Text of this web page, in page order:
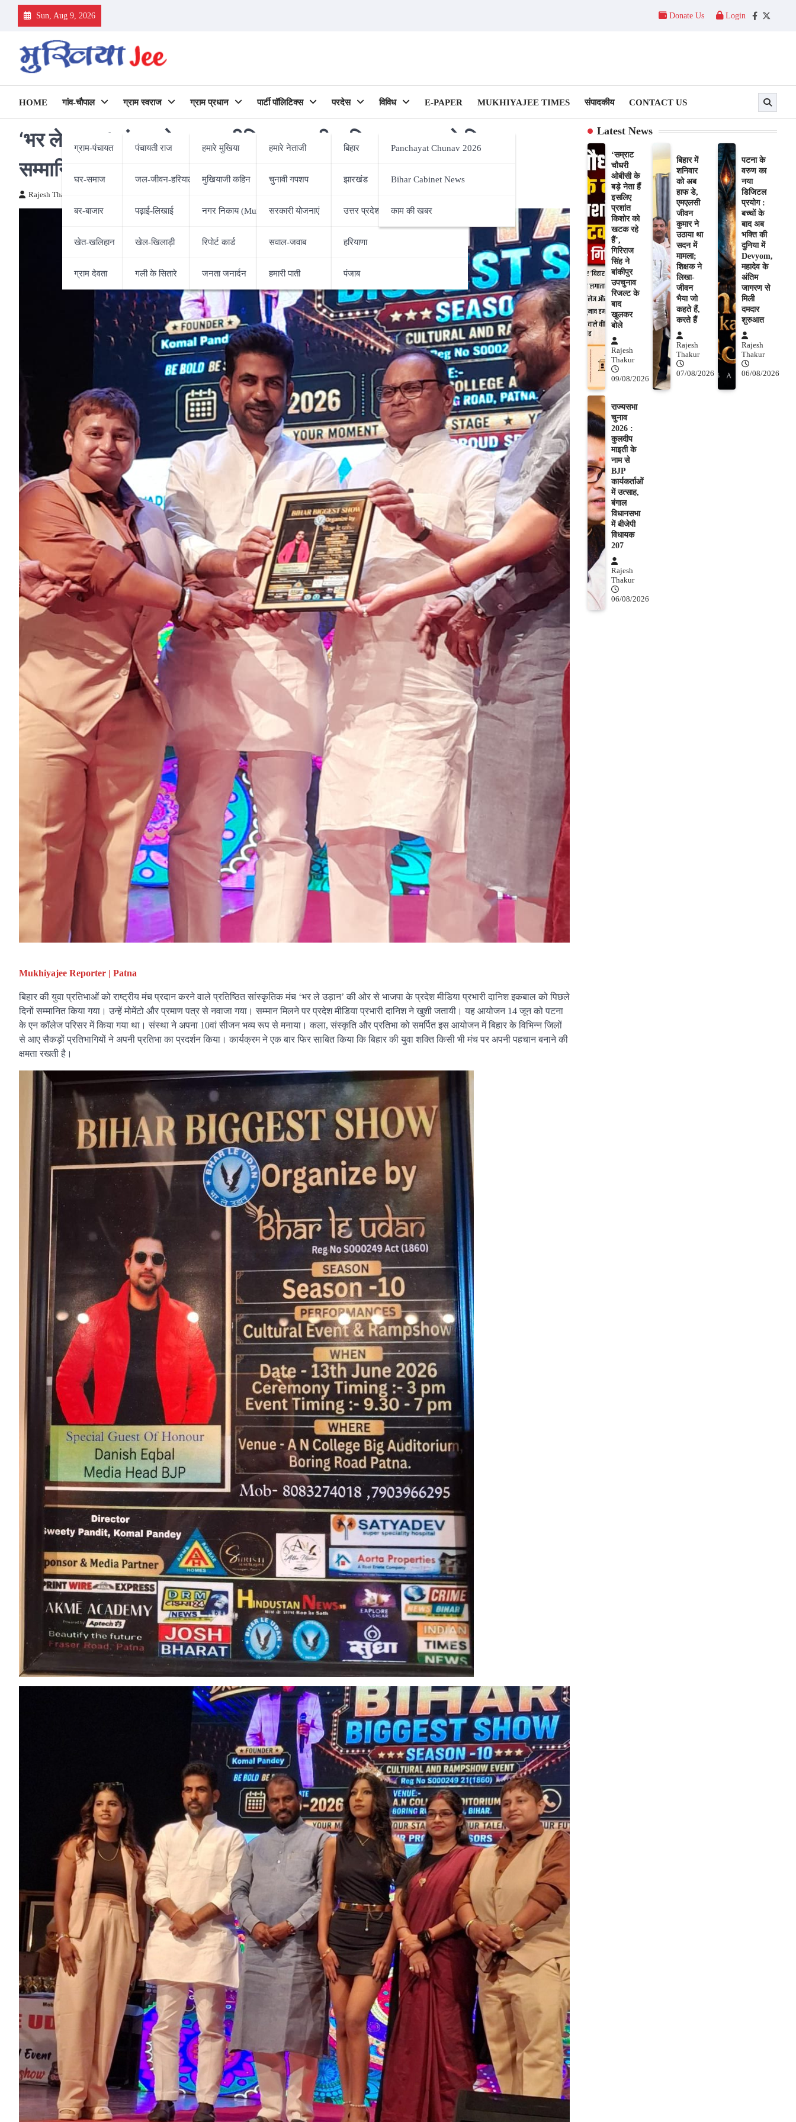
Sun, Aug 9, 2026 Donate Us Login
Facebook
Twitter
HOME गांव-चौपाल
ग्राम-पंचायत
घर-समाज
बर-बाजार
खेत-खलिहान
ग्राम देवता
ग्राम स्वराज
पंचायती राज
जल-जीवन-हरियाली
पढ़ाई-लिखाई
खेल-खिलाड़ी
गली के सितारे
ग्राम प्रधान
हमारे मुखिया
मुखियाजी कहिन
नगर निकाय (Municipality)
रिपोर्ट कार्ड
जनता जनार्दन
पार्टी पॉलिटिक्स
हमारे नेताजी
चुनावी गपशप
सरकारी योजनाएं
सवाल-जवाब
हमारी पाती
परदेस
बिहार
झारखंड
उत्तर प्रदेश
हरियाणा
पंजाब
विविध
Panchayat Chunav 2026
Bihar Cabinet News
काम की खबर
E-PAPER MUKHIYAJEE TIMES संपादकीय CONTACT US
‘भर ले उड़ान’ संस्था ने भाजपा मीडिया प्रभारी दानिश इकबाल को किया
सम्मानित, जश्न से भरा रहा 10वां सीजन
Rajesh Thakur
Mukhiyajee Reporter | Patna
बिहार की युवा प्रतिभाओं को राष्ट्रीय मंच प्रदान करने वाले प्रतिष्ठित सांस्कृतिक मंच ‘भर ले उड़ान’ की ओर से भाजपा के प्रदेश मीडिया प्रभारी दानिश इकबाल को पिछले
दिनों सम्मानित किया गया। उन्हें मोमेंटो और प्रमाण पत्र से नवाजा गया। सम्मान मिलने पर प्रदेश मीडिया प्रभारी दानिश ने खुशी जतायी। यह आयोजन 14 जून को पटना
के एन कॉलेज परिसर में किया गया था। संस्था ने अपना 10वां सीजन भव्य रूप से मनाया। कला, संस्कृति और प्रतिभा को समर्पित इस आयोजन में बिहार के विभिन्न जिलों
से आए सैकड़ों प्रतिभागियों ने अपनी प्रतिभा का प्रदर्शन किया। कार्यक्रम ने एक बार फिर साबित किया कि बिहार की युवा शक्ति किसी भी मंच पर अपनी पहचान बनाने की
क्षमता रखती है।
Latest News
‘सम्राट
चौधरी
ओबीसी के
बड़े नेता हैं
इसलिए
प्रशांत
किशोर को
खटक रहे
हैं’,
गिरिराज
सिंह ने
बांकीपुर
उपचुनाव
रिजल्ट के
बाद
खुलकर
बोले
Rajesh
Thakur
09/08/2026
बिहार में
शनिवार
को अब
हाफ डे,
एमएलसी
जीवन
कुमार ने
उठाया था
सदन में
मामला;
शिक्षक ने
लिखा-
जीवन
भैया जो
कहते हैं,
करते हैं
Rajesh
Thakur
07/08/2026
पटना के
वरुण का
नया
डिजिटल
प्रयोग :
बच्चों के
बाद अब
भक्ति की
दुनिया में
Devyom,
महादेव के
अंतिम
जागरण से
मिली
दमदार
शुरुआत
Rajesh
Thakur
06/08/2026
राज्यसभा
चुनाव
2026 :
कुलदीप
माइती के
नाम से
BJP
कार्यकर्ताओं
में उत्साह,
बंगाल
विधानसभा
में बीजेपी
विधायक
207
Rajesh
Thakur
06/08/2026